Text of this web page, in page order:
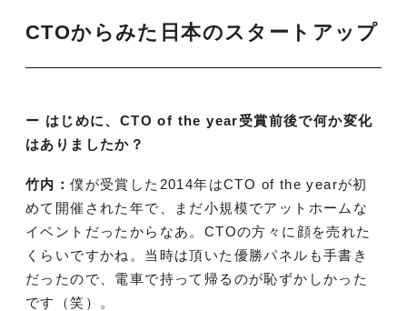
CTOからみた日本のスタートアップ
ー はじめに、CTO of the year受賞前後で何か変化
はありましたか？
竹内：僕が受賞した2014年はCTO of the yearが初
めて開催された年で、まだ小規模でアットホームな
イベントだったからなあ。CTOの方々に顔を売れた
くらいですかね。当時は頂いた優勝パネルも手書き
だったので、電車で持って帰るのが恥ずかしかった
です（笑）。